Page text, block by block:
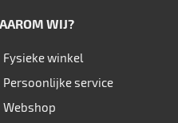
WIJ?
Fysieke winkel
Persoonlijke service
Webshop